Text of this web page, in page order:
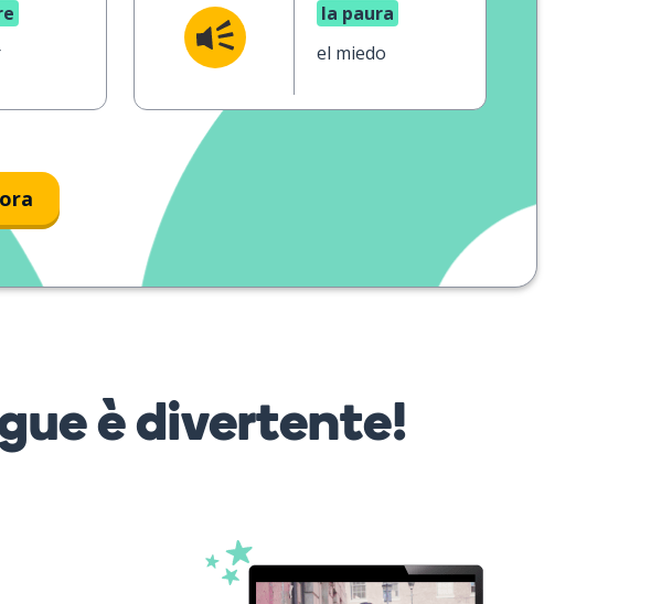
la paura
el miedo
è divertente!